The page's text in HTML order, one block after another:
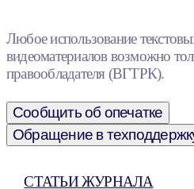
Любое использование
видеоматериалов возможно
правообладателя (ВГТРК).
Сообщить об опечатке
Обращение в
СТАТЬИ ЖУРНАЛА